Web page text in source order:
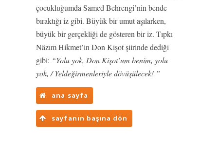
çocukluğumda Samed Behrengi’nin bende
bıraktığı iz gibi. Büyük bir umut aşılarken,
büyük bir gerçekliği de gösteren bir iz. Tıpkı
Nâzım Hikmet’in Don Kişot şiirinde dediği
gibi: “Yolu yok, Don Kişot’um benim, yolu
yok, / Yeldeğirmenleriyle dövüşülecek! ”
ana sayfa
sayfanın başına dön